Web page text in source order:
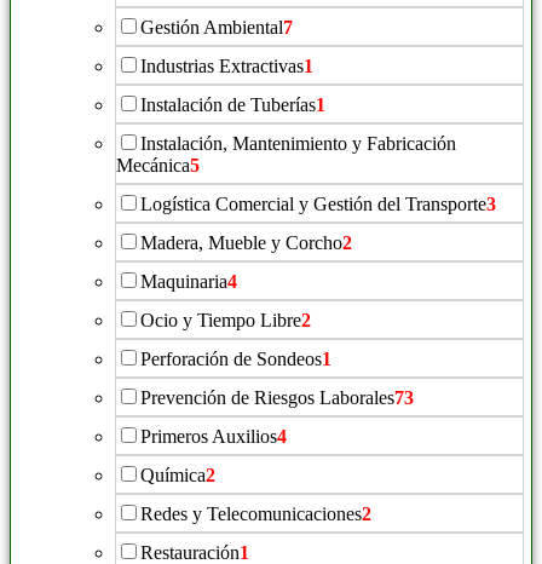
Gestión Ambiental7
Industrias Extractivas1
Instalación de Tuberías1
Instalación, Mantenimiento y Fabricación
Mecánica5
Logística Comercial y Gestión del Transporte3
Madera, Mueble y Corcho2
Maquinaria4
Ocio y Tiempo Libre2
Perforación de Sondeos1
Prevención de Riesgos Laborales73
Primeros Auxilios4
Química2
Redes y Telecomunicaciones2
Restauración1